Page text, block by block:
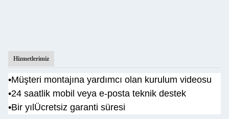
Hizmetlerimiz
•Müşteri montajına yardımcı olan kurulum videosu
•24 saatlik mobil veya e-posta teknik destek
•Bir yıl Ücretsiz garanti süresi